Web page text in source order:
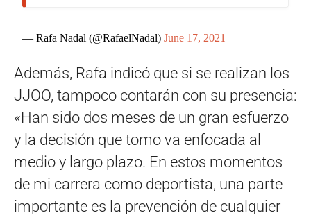
— Rafa Nadal (@RafaelNadal)June 17, 2021
Además, Rafa indicó que si se realizan los
JJOO, tampoco contarán con su presencia:
«Han sido dos meses de un gran esfuerzo
y la decisión que tomo va enfocada al
medio y largo plazo. En estos momentos
de mi carrera como deportista, una parte
importante es la prevención de cualquier